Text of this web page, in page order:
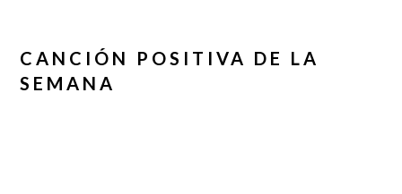
CANCIÓN POSITIVA DE LA
SEMANA